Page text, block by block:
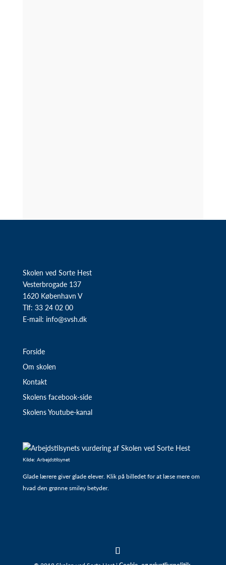
Skolen ved Sorte Hest
Vesterbrogade 137
1620 København V
Tlf: 33 24 02 00
E-mail: info@svsh.dk
Forside
Om skolen
Kontakt
Skolens facebook-side
Skolens Youtube-kanal
Kilde: Arbejdstilsynet
Glade lærere giver glade elever. Klik på billedet for at læse mere om
hvad den grønne smiley betyder.